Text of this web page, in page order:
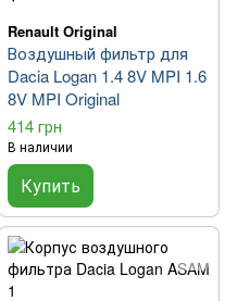
Renault Original
Воздушный фильтр для
Dacia Logan 1.4 8V MPI 1.6
8V MPI Original
414 грн
В наличии
Купить